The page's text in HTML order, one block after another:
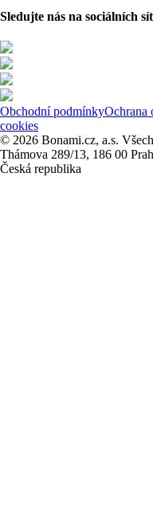
Sledujte nás na sociálních
Obchodní podmínkyOchrana
cookies
© 2026 Bonami.cz, a.s.
Thámova 289/13, 186 00
Česká republika